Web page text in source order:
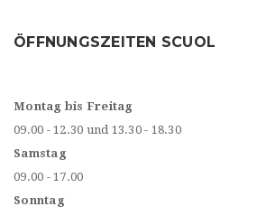
ÖFFNUNGSZEITEN SCUOL
Montag bis Freitag
09.00 - 12.30 und 13.30 - 18.30
Samstag
09.00 - 17.00
Sonntag